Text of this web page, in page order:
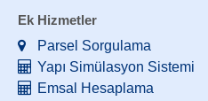
Ek Hizmetler
Parsel Sorgulama
Yapı Simülasyon Sistemi
Emsal Hesaplama